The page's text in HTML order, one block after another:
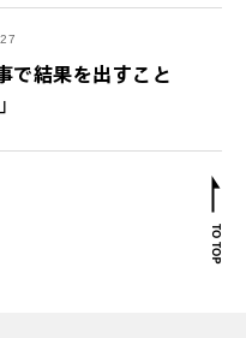
で結果を出すこと